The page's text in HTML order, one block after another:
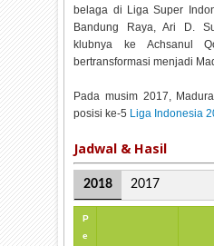
belaga di Liga Super
Bandung Raya, Ari D.
klubnya ke Achsanul
bertransformasi menjadi
Pada musim 2017,
posisi ke-5 Liga Indonesia
Jadwal & Hasil
2018 2017
P
e